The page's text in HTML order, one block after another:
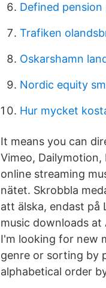
Defined pension
Trafiken
Oskarshamn
Nordic equity
Hur mycket
It means you can
Vimeo,
online streaming
nätet. Skrobbla
att älska, endast på
music downloads
I'm looking for new
genre or sorting by
alphabetical order